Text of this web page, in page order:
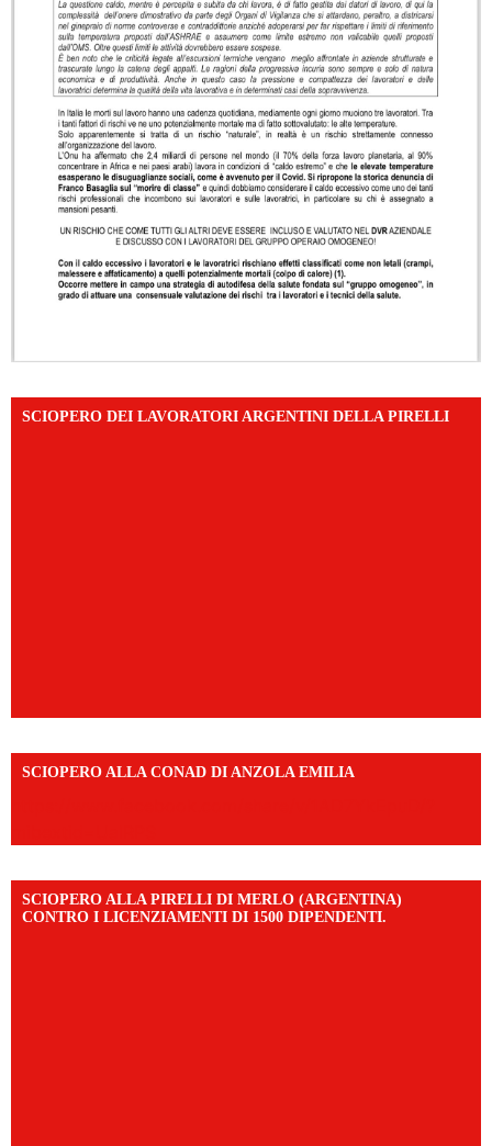
SCIOPERO DEI LAVORATORI ARGENTINI DELLA PIRELLI
SCIOPERO ALLA CONAD DI ANZOLA EMILIA
SCIOPERO ALLA PIRELLI DI MERLO (ARGENTINA)
CONTRO I LICENZIAMENTI DI 1500 DIPENDENTI.